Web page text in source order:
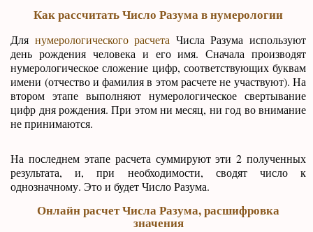
Как рассчитать Число Разума в нумерологии
Для нумерологического расчета Числа Разума используют
день рождения человека и его имя. Сначала производят
нумерологическое сложение цифр, соответствующих буквам
имени (отчество и фамилия в этом расчете не участвуют). На
втором этапе выполняют нумерологическое свертывание
цифр дня рождения. При этом ни месяц, ни год во внимание
не принимаются.
На последнем этапе расчета суммируют эти 2 полученных
результата, и, при необходимости, сводят число к
однозначному. Это и будет Число Разума.
Онлайн расчет Числа Разума, расшифровка
значения